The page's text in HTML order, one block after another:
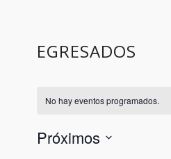
EGRESADOS
No hay eventos programados.
Próximos